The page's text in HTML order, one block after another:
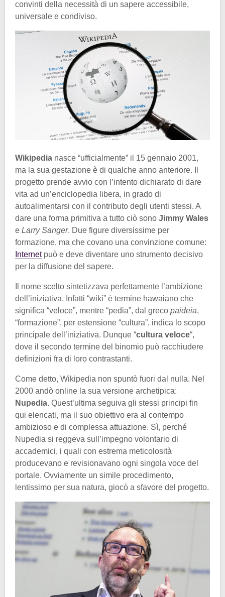
convinti della necessità di un sapere accessibile,
universale e condiviso.
Wikipedia nasce “ufficialmente” il 15 gennaio 2001,
ma la sua gestazione è di qualche anno anteriore. Il
progetto prende avvio con l’intento dichiarato di dare
vita ad un’enciclopedia libera, in grado di
autoalimentarsi con il contributo degli utenti stessi. A
dare una forma primitiva a tutto ciò sono Jimmy Wales
e Larry Sanger. Due figure diversissime per
formazione, ma che covano una convinzione comune:
Internetpuò e deve diventare uno strumento decisivo
per la diffusione del sapere.
Il nome scelto sintetizzava perfettamente l’ambizione
dell’iniziativa. Infatti “wiki” è termine hawaiano che
significa “veloce”, mentre “pedia”, dal greco paideia,
“formazione”, per estensione “cultura”, indica lo scopo
principale dell’iniziativa. Dunque “cultura veloce“,
dove il secondo termine del binomio può racchiudere
definizioni fra di loro contrastanti.
Come detto, Wikipedia non spuntò fuori dal nulla. Nel
2000 andò online la sua versione archetipica:
Nupedia. Quest’ultima seguiva gli stessi principi fin
qui elencati, ma il suo obiettivo era al contempo
ambizioso e di complessa attuazione. Sì, perché
Nupedia si reggeva sull’impegno volontario di
accademici, i quali con estrema meticolosità
producevano e revisionavano ogni singola voce del
portale. Ovviamente un simile procedimento,
lentissimo per sua natura, giocò a sfavore del progetto.